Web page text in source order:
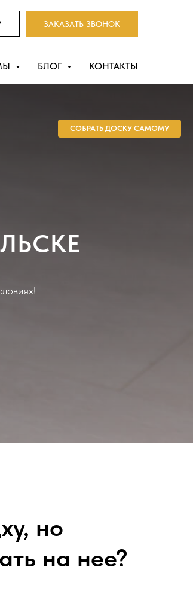
ЗАКАЗАТЬ ЗВОНОК
БЛОГ КОНТАКТЫ
СОБРАТЬ ДОСКУ САМОМУ
но
на нее?